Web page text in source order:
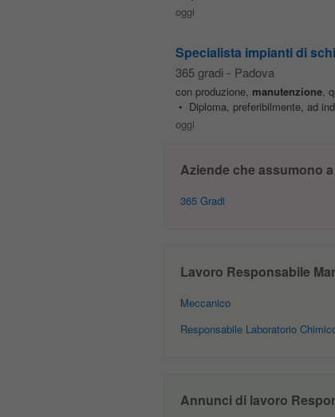
oggi
Specialista impianti di
365 gradi - Padova
con produzione, manutenzione,
• Diploma, preferibilmente, ad
oggi
Aziende che assumono
365 Gradi
Lavoro Responsabile
Meccanico
Responsabile Laboratorio
Annunci di lavoro